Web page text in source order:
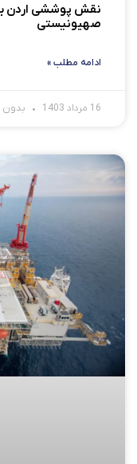
نقش پوششی اردن
صهیونیستی
ادامه مطلب »
16 مرداد 1403 بدون